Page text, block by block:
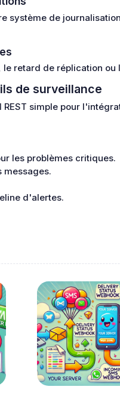
système de
retard de réplication
de surveillance
REST simple pour
les problèmes critiques.
messages.
d'alertes.